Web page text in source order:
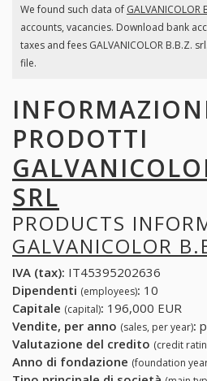
We found such data of GALVANICOLOR
accounts, vacancies. Download bank
taxes and fees GALVANICOLOR B.B.Z.
file.
PRODOTTI
SRL
PRODUCTS
GALVANICOLOR
IVA (tax): IT45395202636
Dipendenti (employees): 10
Capitale (capital): 196,000 EUR
Vendite, per anno (sales, per year):
Valutazione del credito (credit
Anno di fondazione (foundation